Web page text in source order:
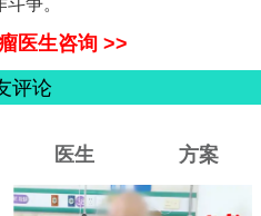
争。
医生咨询 >>
评论
医生 方案